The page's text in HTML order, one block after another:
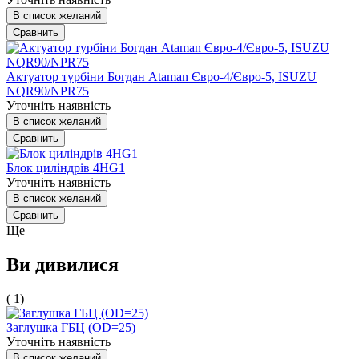
В список желаний
Сравнить
Актуатор турбіни Богдан Ataman Євро-4/Євро-5, ISUZU
NQR90/NPR75
Уточніть наявність
В список желаний
Сравнить
Блок циліндрів 4HG1
Уточніть наявність
В список желаний
Сравнить
Ще
Ви дивилися
( 1)
Заглушка ГБЦ (OD=25)
Уточніть наявність